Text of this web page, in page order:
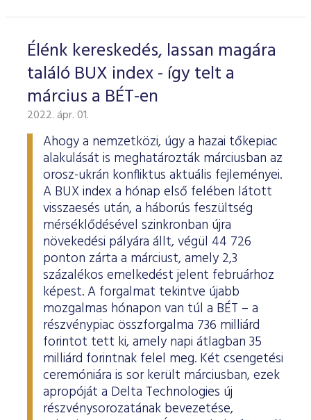
Élénk kereskedés, lassan magára
találó BUX index - így telt a
március a BÉT-en
2022. ápr. 01.
Ahogy a nemzetközi, úgy a hazai tőkepiac
alakulását is meghatározták márciusban az
orosz-ukrán konfliktus aktuális fejleményei.
A BUX index a hónap első felében látott
visszaesés után, a háborús feszültség
mérséklődésével szinkronban újra
növekedési pályára állt, végül 44 726
ponton zárta a márciust, amely 2,3
százalékos emelkedést jelent februárhoz
képest. A forgalmat tekintve újabb
mozgalmas hónapon van túl a BÉT – a
részvénypiac összforgalma 736 milliárd
forintot tett ki, amely napi átlagban 35
milliárd forintnak felel meg. Két csengetési
ceremóniára is sor került márciusban, ezek
apropóját a Delta Technologies új
részvénysorozatának bevezetése,